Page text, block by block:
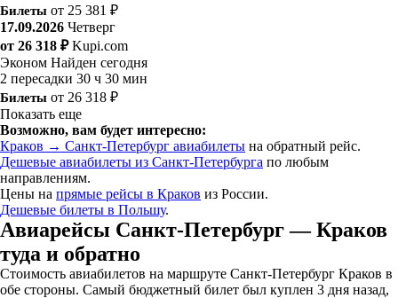
Билеты от 25 381 ₽
17.09.2026 Четверг
от 26 318 ₽ Kupi.com
Эконом Найден сегодня
2 пересадки 30 ч 30 мин
Билеты от 26 318 ₽
Показать еще
Возможно, вам будет интересно:
Краков → Санкт-Петербург авиабилеты на обратный рейс.
Дешевые авиабилеты из Санкт-Петербурга по любым
направлениям.
Цены на прямые рейсы в Краков из России.
Дешевые билеты в Польшу.
Авиарейсы Санкт-Петербург — Краков
туда и обратно
Стоимость авиабилетов на маршруте Санкт-Петербург Краков в
обе стороны. Самый бюджетный билет был куплен 3 дня назад,